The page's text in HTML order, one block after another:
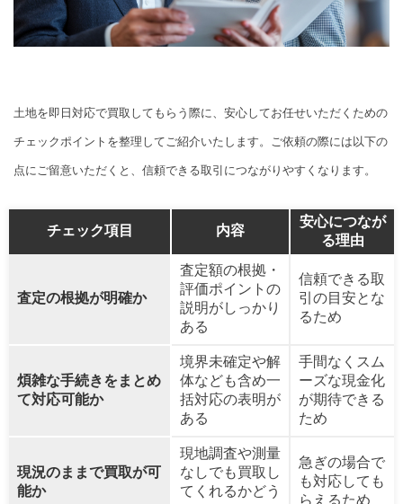
土地を即日対応で買取してもらう際に、安心してお任せいただくための
チェックポイントを整理してご紹介いたします。ご依頼の際には以下の
点にご留意いただくと、信頼できる取引につながりやすくなります。
チェック項目 内容
安心につなが
る理由
査定の根拠が明確か
査定額の根拠・
評価ポイントの
説明がしっかり
ある
信頼できる取
引の目安とな
るため
煩雑な手続きをまとめ
て対応可能か
境界未確定や解
体なども含め一
括対応の表明が
ある
手間なくスム
ーズな現金化
が期待できる
ため
現況のままで買取が可
能か
現地調査や測量
なしでも買取し
てくれるかどう
急ぎの場合で
も対応しても
らえるため